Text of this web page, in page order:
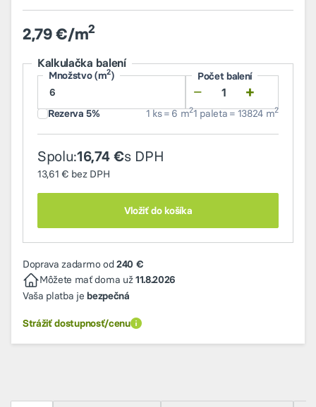
2,79 €/m2
Kalkulačka balení
Množstvo (m2) Počet balení
− +
Rezerva 5% 1 ks = 6 m21 paleta = 13824 m2
Spolu:16,74 €s DPH
13,61 € bez DPH
Vložiť do košíka
Doprava zadarmo od240 €
Môžete mať doma už11.8.2026
Vaša platba jebezpečná
Strážiť dostupnosť/cenu